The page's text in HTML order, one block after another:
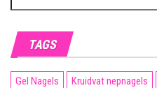
naar:
TAGS
Gel Nagels Kruidvat nepnagels